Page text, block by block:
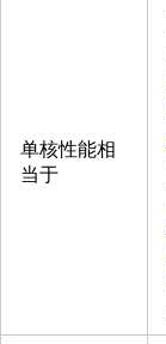
单核性能相
当于